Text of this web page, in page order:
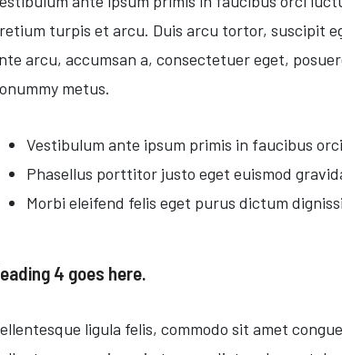
turpis et arcu. Duis arcu tortor, suscipit
arcu, accumsan a, consectetuer eget,
metus.
Vestibulum ante ipsum primis in faucibus
Phasellus porttitor justo eget euismod
Morbi eleifend felis eget purus dictum
4 goes here.
ligula felis, commodo sit amet